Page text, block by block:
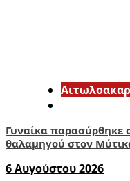
Γυναίκα παρασύρθηκε
θαλαμηγού στον
6 Αυγούστου 2026